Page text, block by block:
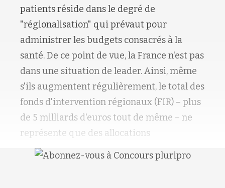
patients réside dans le degré de
"régionalisation" qui prévaut pour
administrer les budgets consacrés à la
santé. De ce point de vue, la France n'est pas
dans une situation de leader. Ainsi, même
s'ils augmentent régulièrement, le total des
fonds d'intervention régionaux (FIR) – plus
de 5 milliards d'euros tout de même – ne
représente que des allocations